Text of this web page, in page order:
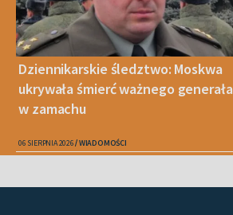
Dziennikarskie śledztwo: Moskwa
ukrywała śmierć ważnego generała
w zamachu
06 SIERPNIA 2026 WIADOMOŚCI